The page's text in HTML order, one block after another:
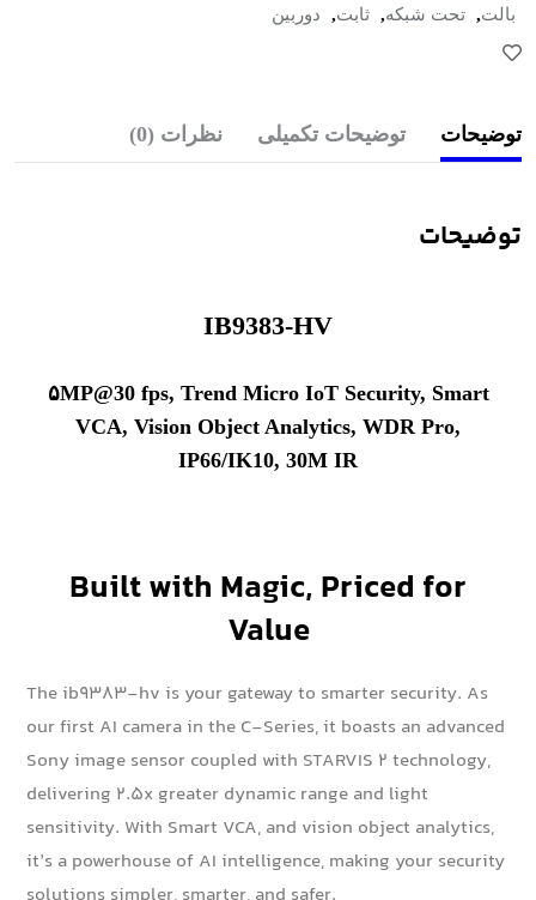
بالت, تحت شبکه, ثابت, دوربین
توضیحات توضیحات تکمیلی نظرات (0)
توضیحات
IB9383-HV
۵MP@30 fps, Trend Micro IoT Security, Smart
VCA, Vision Object Analytics, WDR Pro,
IP66/IK10, 30M IR
Built with Magic, Priced for
Value
The ib9383-hv is your gateway to smarter security. As
our first AI camera in the C-Series, it boasts an advanced
Sony image sensor coupled with STARVIS 2 technology,
delivering 2.5x greater dynamic range and light
sensitivity. With Smart VCA, and vision object analytics,
it’s a powerhouse of AI intelligence, making your security